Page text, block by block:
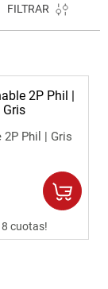
FILTRAR
2P Phil | Gris
cuotas!